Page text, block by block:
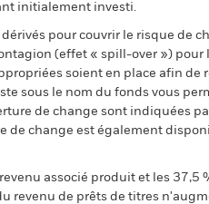
initialement investi.
pour couvrir le risque de
(effet « spill-over ») pour
soient en place afin de
sous le nom du fonds vous
de change sont indiquées
de change est également
associé produit et les 37,5
revenu de prêts de titres